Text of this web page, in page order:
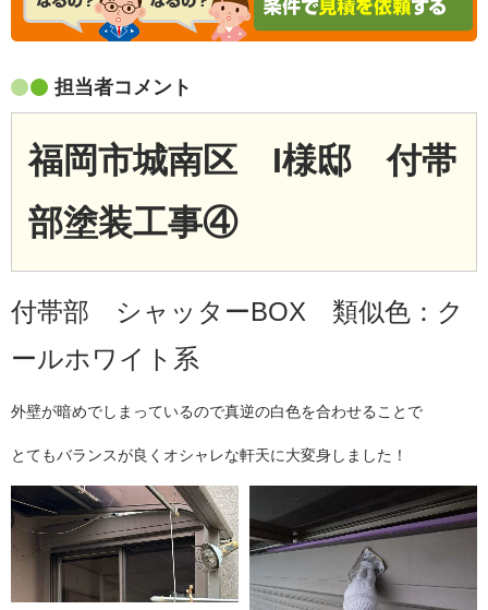
担当者コメント
福岡市城南区 I様邸 付帯
部塗装工事④
付帯部 シャッターBOX 類似色：ク
ールホワイト系
外壁が暗めでしまっているので真逆の白色を合わせることで
とてもバランスが良くオシャレな軒天に大変身しました！